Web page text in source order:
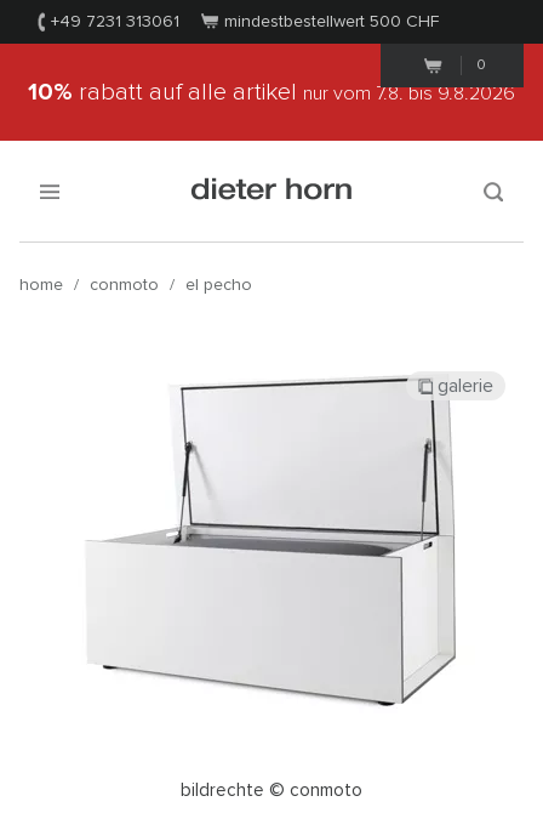
+49 7231 313061 mindestbestellwert 500 CHF
0
10% rabatt auf alle artikel nur vom 7.8.bis 9.8.2026
home / conmoto / el pecho
bildrechte © conmoto
galerie